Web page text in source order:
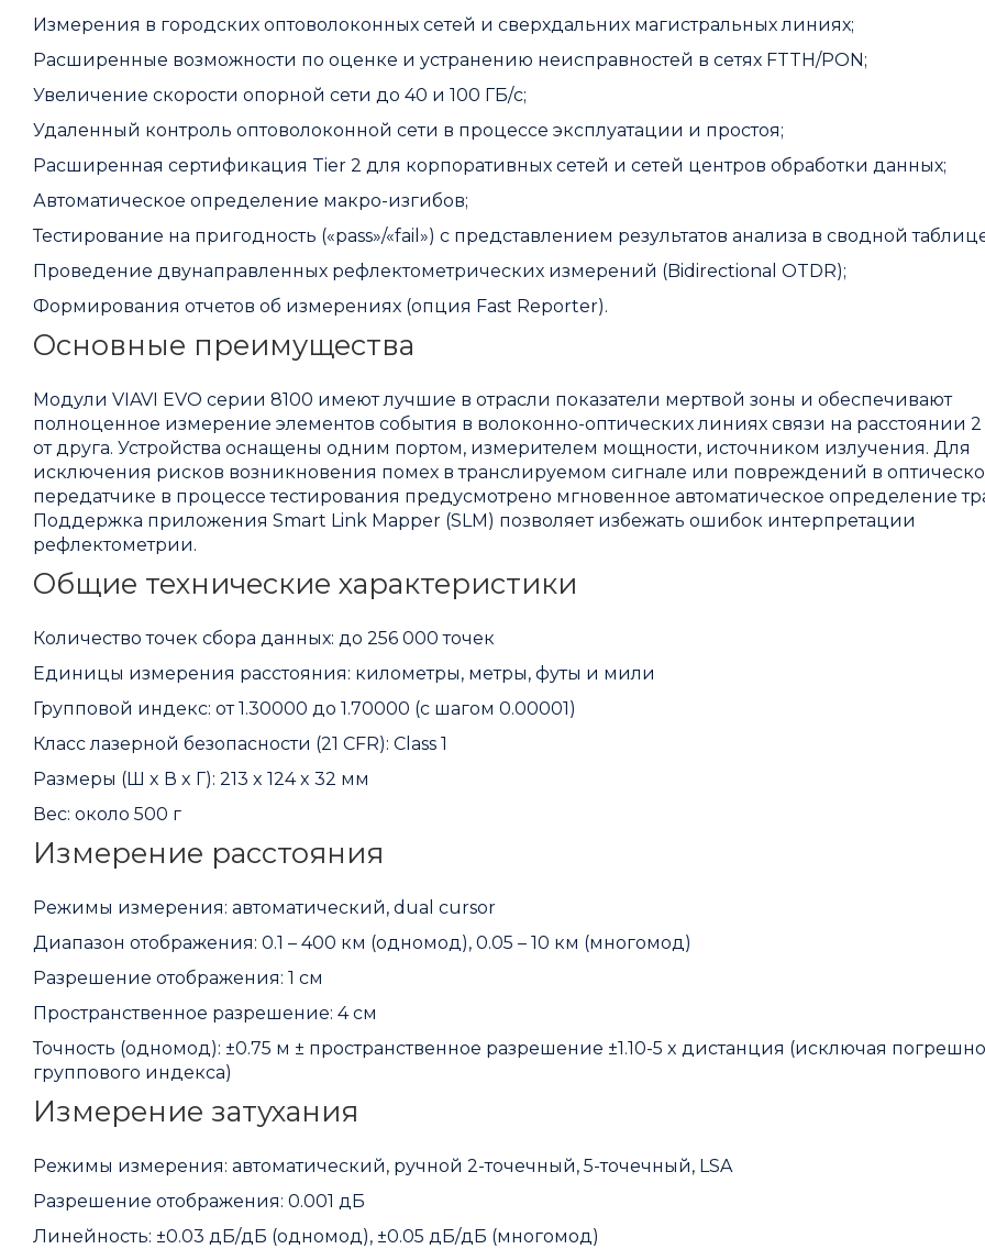
Измерения в городских оптоволоконных сетей и сверхдальних магистральных линиях;
Расширенные возможности по оценке и устранению неисправностей в сетях FTTH/PON;
Увеличение скорости опорной сети до 40 и 100 ГБ/с;
Удаленный контроль оптоволоконной сети в процессе эксплуатации и простоя;
Расширенная сертификация Tier 2 для корпоративных сетей и сетей центров обработки данных;
Автоматическое определение макро-изгибов;
Тестирование на пригодность («pass»/«fail») с представлением результатов анализа в сводной
Проведение двунаправленных рефлектометрических измерений (Bidirectional OTDR);
Формирования отчетов об измерениях (опция Fast Reporter).
Основные преимущества
Модули VIAVI EVO серии 8100 имеют лучшие в отрасли показатели мертвой зоны и обеспечивают
полноценное измерение элементов события в волоконно-оптических линиях связи на расстоянии
от друга. Устройства оснащены одним портом, измерителем мощности, источником излучения. Для
исключения рисков возникновения помех в транслируемом сигнале или повреждений в
передатчике в процессе тестирования предусмотрено мгновенное автоматическое определение
Поддержка приложения Smart Link Mapper (SLM) позволяет избежать ошибок интерпретации
рефлектометрии.
Общие технические характеристики
Количество точек сбора данных: до 256 000 точек
Единицы измерения расстояния: километры, метры, футы и мили
Групповой индекс: от 1.30000 до 1.70000 (с шагом 0.00001)
Класс лазерной безопасности (21 CFR): Class 1
Размеры (Ш x В x Г): 213 x 124 x 32 мм
Вес: около 500 г
Измерение расстояния
Режимы измерения: автоматический, dual cursor
Диапазон отображения: 0.1 – 400 км (одномод), 0.05 – 10 км (многомод)
Разрешение отображения: 1 см
Пространственное разрешение: 4 см
Точность (одномод): ±0.75 м ± пространственное разрешение ±1.10-5 x дистанция (исключая
группового индекса)
Измерение затухания
Режимы измерения: автоматический, ручной 2-точечный, 5-точечный, LSA
Разрешение отображения: 0.001 дБ
Линейность: ±0.03 дБ/дБ (одномод), ±0.05 дБ/дБ (многомод)